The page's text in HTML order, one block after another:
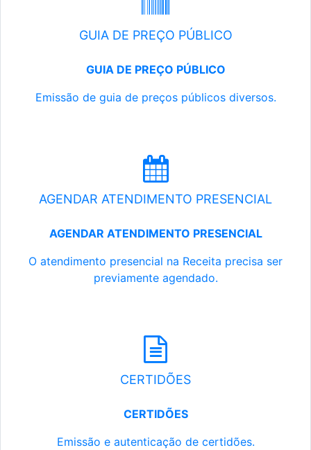
GUIA DE PREÇO PÚBLICO
GUIA DE PREÇO PÚBLICO
Emissão de guia de preços públicos diversos.
AGENDAR ATENDIMENTO PRESENCIAL
AGENDAR ATENDIMENTO PRESENCIAL
O atendimento presencial na Receita precisa ser
previamente agendado.
CERTIDÕES
CERTIDÕES
Emissão e autenticação de certidões.